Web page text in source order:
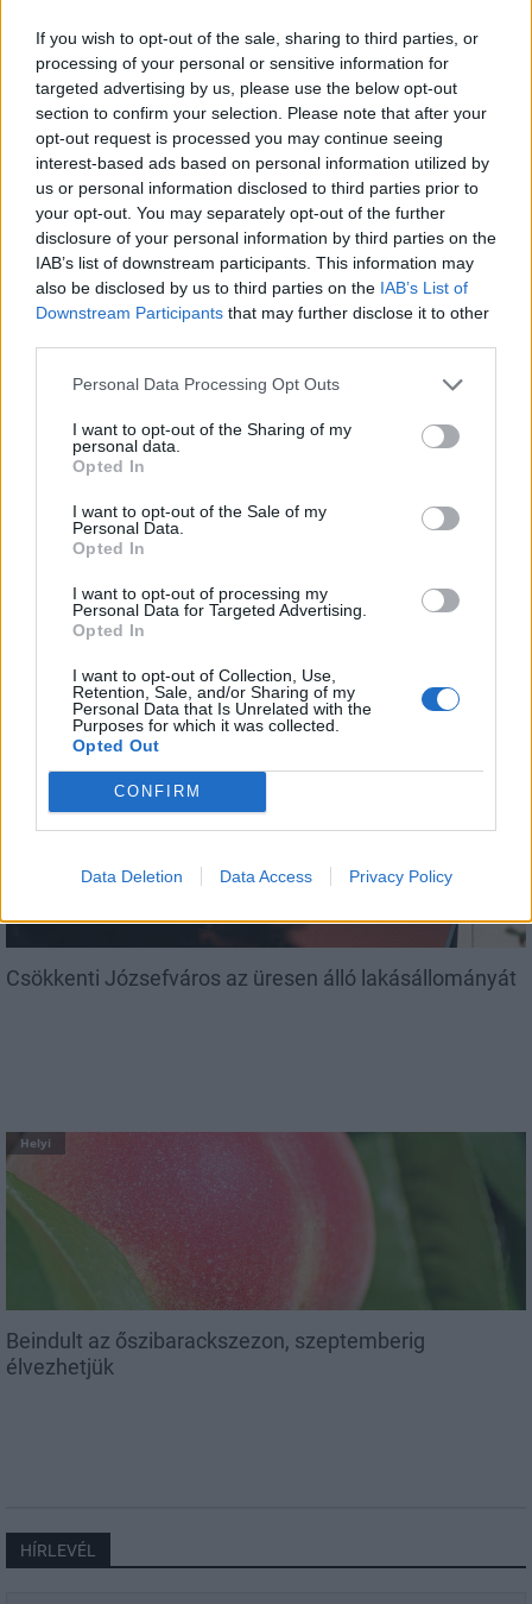
If you wish to opt-out of the sale, sharing to third parties, or
processing of your personal or sensitive information for
targeted advertising by us, please use the below opt-out
section to confirm your selection. Please note that after your
opt-out request is processed you may continue seeing
interest-based ads based on personal information utilized by
us or personal information disclosed to third parties prior to
your opt-out. You may separately opt-out of the further
disclosure of your personal information by third parties on the
IAB’s list of downstream participants. This information may
also be disclosed by us to third parties on the IAB’s List of
Downstream Participants that may further disclose it to other
Personal Data Processing Opt Outs
I want to opt-out of the Sharing of my
personal data.
Opted In
I want to opt-out of the Sale of my
Personal Data.
Opted In
I want to opt-out of processing my
Personal Data for Targeted Advertising.
Opted In
I want to opt-out of Collection, Use,
Retention, Sale, and/or Sharing of my
Personal Data that Is Unrelated with the
Purposes for which it was collected.
Opted Out
CONFIRM
Data Deletion Data Access Privacy Policy
Látványos építési szakasz indult be a
Flórián téri felüljárón
Paks II.: Mit jelent az 5. blokk új
mérföldköve a felülvizsgálat
árnyékában?
AJÁNLJUK MÉG
Amire többmillióan vártunk: szombattól másodfokúra
csökken a riasztás
Csökkenti Józsefváros az üresen álló lakásállományát
Helyi
Beindult az őszibarackszezon, szeptemberig
élvezhetjük
HÍRLEVÉL